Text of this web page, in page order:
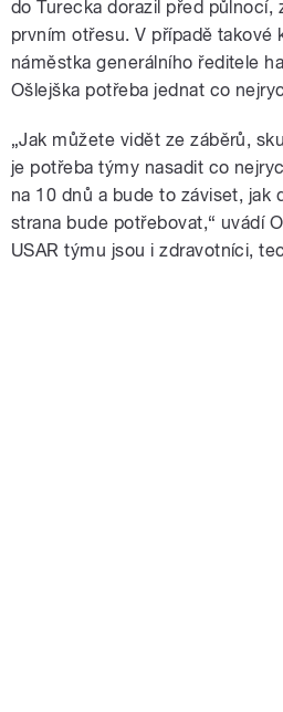
do Turecka dorazil před půlnocí,
prvním otřesu. V případě takové
náměstka generálního ředitele
Ošlejška potřeba jednat co
„Jak můžete vidět ze záběrů,
je potřeba týmy nasadit co
na 10 dnů a bude to záviset, jak
strana bude potřebovat,“ uvádí
USAR týmu jsou i zdravotníci,